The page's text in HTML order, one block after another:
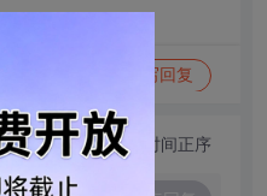
写回复
切换为时间正序